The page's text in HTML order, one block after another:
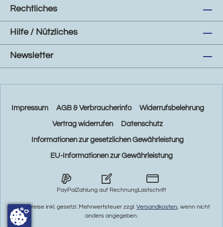
Rechtliches
Hilfe / Nützliches
Newsletter
Impressum AGB & Verbraucherinfo Widerrufsbelehrung
Vertrag widerrufen Datenschutz
Informationen zur gesetzlichen Gewährleistung
EU-Informationen zur Gewährleistung
PayPalZahlung auf RechnungLastschrift
* Alle Preise inkl. gesetzl. Mehrwertsteuer zzgl. Versandkosten, wenn nicht
anders angegeben.